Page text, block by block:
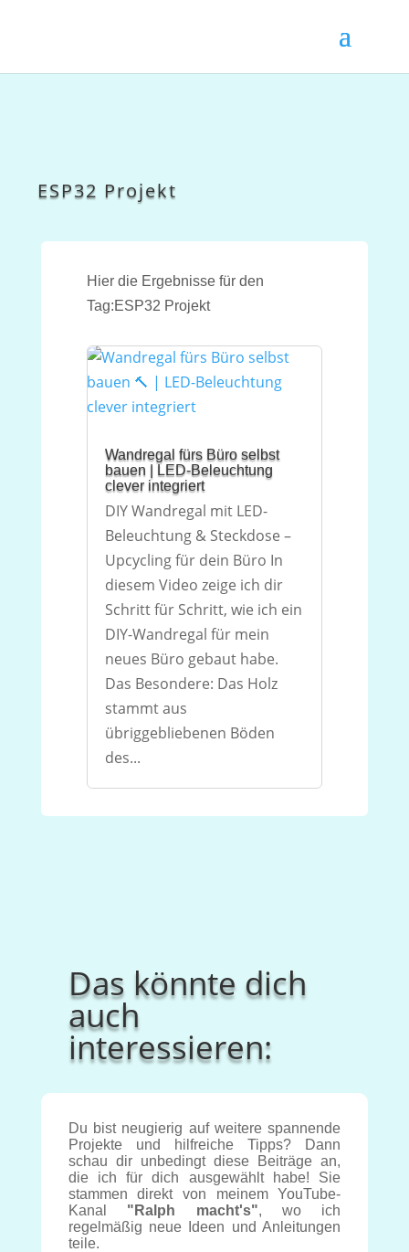
ESP32 Projekt
Hier die Ergebnisse für den
Tag:ESP32 Projekt
Wandregal fürs Büro selbst
bauen | LED-Beleuchtung
clever integriert
DIY Wandregal mit LED-
Beleuchtung & Steckdose –
Upcycling für dein Büro In
diesem Video zeige ich dir
Schritt für Schritt, wie ich ein
DIY-Wandregal für mein
neues Büro gebaut habe.
Das Besondere: Das Holz
stammt aus
übriggebliebenen Böden
des...
Das könnte dich
auch
interessieren:
Du bist neugierig auf weitere spannende
Projekte und hilfreiche Tipps? Dann
schau dir unbedingt diese Beiträge an,
die ich für dich ausgewählt habe! Sie
stammen direkt von meinem YouTube-
Kanal "Ralph macht's", wo ich
regelmäßig neue Ideen und Anleitungen
teile.